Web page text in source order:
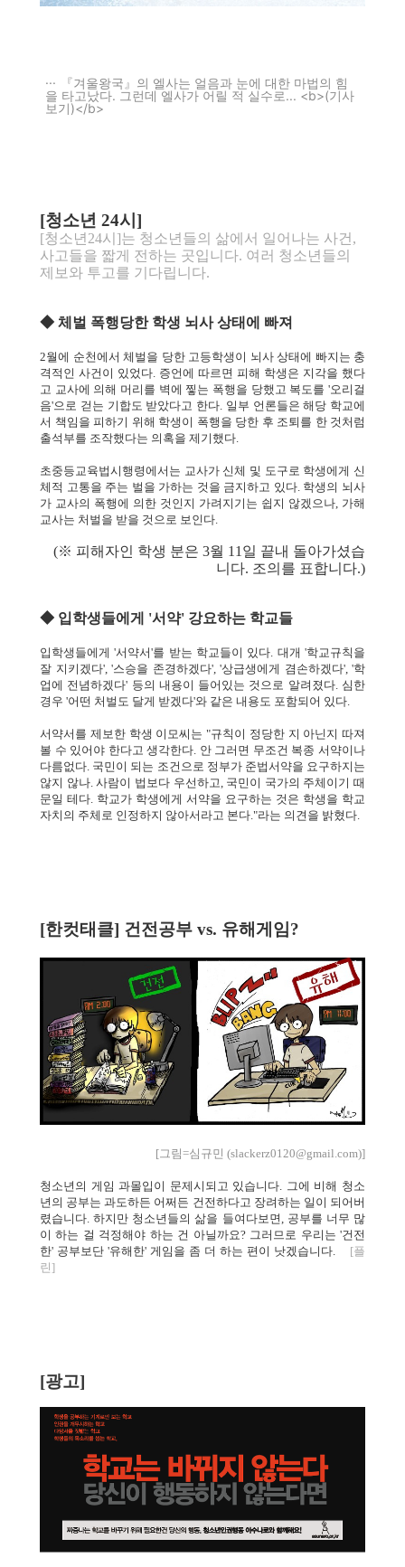
『겨울왕국』의 엘사는 얼음과 눈에 대한 마법의 힘
을 타고났다. 그런데 엘사가 어릴 적 실수로... <b>(기사
보기)</b>
[청소년 24시]
[청소년24시]는 청소년들의 삶에서 일어나는 사건,
사고들을 짧게 전하는 곳입니다. 여러 청소년들의
제보와 투고를 기다립니다.
◆ 체벌 폭행당한 학생 뇌사 상태에 빠져
2월에 순천에서 체벌을 당한 고등학생이 뇌사 상태에 빠지는 충
격적인 사건이 있었다. 증언에 따르면 피해 학생은 지각을 했다
고 교사에 의해 머리를 벽에 찧는 폭행을 당했고 복도를 '오리걸
음'으로 걷는 기합도 받았다고 한다. 일부 언론들은 해당 학교에
서 책임을 피하기 위해 학생이 폭행을 당한 후 조퇴를 한 것처럼
출석부를 조작했다는 의혹을 제기했다.
초중등교육법시행령에서는 교사가 신체 및 도구로 학생에게 신
체적 고통을 주는 벌을 가하는 것을 금지하고 있다. 학생의 뇌사
가 교사의 폭행에 의한 것인지 가려지기는 쉽지 않겠으나, 가해
교사는 처벌을 받을 것으로 보인다.
(※ 피해자인 학생 분은 3월 11일 끝내 돌아가셨습
니다. 조의를 표합니다.)
◆ 입학생들에게 '서약' 강요하는 학교들
입학생들에게 '서약서'를 받는 학교들이 있다. 대개 '학교규칙을
잘 지키겠다', '스승을 존경하겠다', '상급생에게 겸손하겠다', '학
업에 전념하겠다' 등의 내용이 들어있는 것으로 알려졌다. 심한
경우 '어떤 처벌도 달게 받겠다'와 같은 내용도 포함되어 있다.
서약서를 제보한 학생 이모씨는 "규칙이 정당한 지 아닌지 따져
볼 수 있어야 한다고 생각한다. 안 그러면 무조건 복종 서약이나
다름없다. 국민이 되는 조건으로 정부가 준법서약을 요구하지는
않지 않나. 사람이 법보다 우선하고, 국민이 국가의 주체이기 때
문일 테다. 학교가 학생에게 서약을 요구하는 것은 학생을 학교
자치의 주체로 인정하지 않아서라고 본다."라는 의견을 밝혔다.
[한컷태클] 건전공부 vs. 유해게임?
[그림=심규민 (slackerz0120@gmail.com)]
청소년의 게임 과몰입이 문제시되고 있습니다. 그에 비해 청소
년의 공부는 과도하든 어쩌든 건전하다고 장려하는 일이 되어버
렸습니다. 하지만 청소년들의 삶을 들여다보면, 공부를 너무 많
이 하는 걸 걱정해야 하는 건 아닐까요? 그러므로 우리는 '건전
한' 공부보단 '유해한' 게임을 좀 더 하는 편이 낫겠습니다.
[플
린]
[광고]